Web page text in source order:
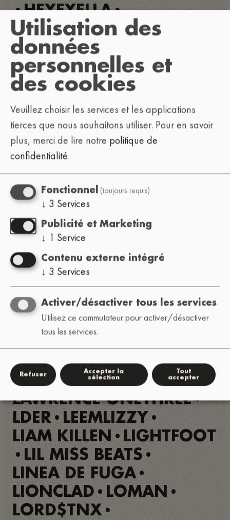
•HEYEYELLA•
HOFFY BEATS •HONSHU
HORIZON TERMINAL
HOUIS• HOUSEPLANTZ
I FELT YOUR SHAPE
ILE FLOTTANTE •
ILLITERATE• ILLIXIE•
INDUHGO• INJIJO
ISAINTJAMES
JACUZZI JEFFERSON•
JADE WII•JADED EYE
JAZZINUF JEIA
JOLLYGOOD
JOSH GRANT • JØSSE
K'LUV•KARE.PKG
•KILROYWASH3R3•
KING CHINO•
KING I DIVINE KREAEM
KRISTOFFER EIKREM
KYLE J-E•LA VIYA REAL•
LACRAMP•LAMCHOP •
LAWRENCE ONETHREE•
LDER • LEEMLIZZY •
LIAM KILLEN • LIGHTFOOT
• LIL MISS BEATS •
LINEA DE FUGA •
LIONCLAD • LOMAN •
LORD$TNX •
Utilisation des
données
personnelles et
des cookies
Veuillez choisir les services et les applications
tierces que nous souhaitons utiliser. Pour en savoir
plus, merci de lire notre politique de
confidentialité.
Fonctionnel (toujours requis)
↓ 3 Services
Publicité et Marketing
↓ 1 Service
Contenu externe intégré
↓ 3 Services
Activer/désactiver tous les services
Utilisez ce commutateur pour activer/désactiver
tous les services.
Refuser
Accepter la
sélection
Tout
accepter